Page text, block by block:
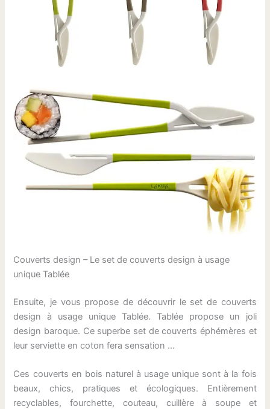
Couverts design – Le set de couverts design à usage
unique Tablée
Ensuite, je vous propose de découvrir le set de couverts
design à usage unique Tablée. Tablée propose un joli
design baroque. Ce superbe set de couverts éphémères et
leur serviette en coton fera sensation …
Ces couverts en bois naturel à usage unique sont à la fois
beaux, chics, pratiques et écologiques. Entièrement
recyclables, fourchette, couteau, cuillère à soupe et